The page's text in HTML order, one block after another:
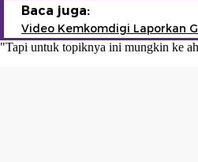
Baca juga:
Video Kemkomdigi Laporkan
"Tapi untuk topiknya ini mungkin ke